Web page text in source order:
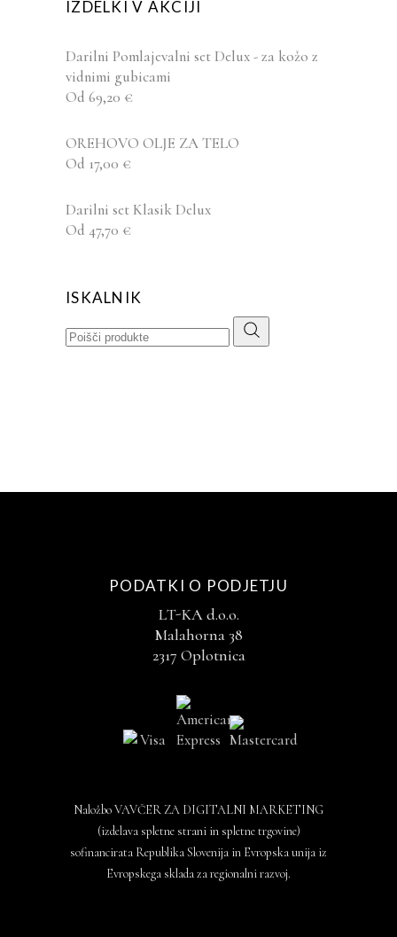
IZDELKI V AKCIJI
Darilni Pomlajevalni set Delux - za kožo z
vidnimi gubicami
Od 69,20 €
OREHOVO OLJE ZA TELO
Od 17,00 €
Darilni set Klasik Delux
Od 47,70 €
ISKALNIK
Search
for:
PODATKI O PODJETJU
LT-KA d.o.o.
Malahorna 38
2317 Oplotnica
Naložbo VAVČER ZA DIGITALNI MARKETING
(izdelava spletne strani in spletne trgovine)
sofinancirata Republika Slovenija in Evropska unija iz
Evropskega sklada za regionalni razvoj.